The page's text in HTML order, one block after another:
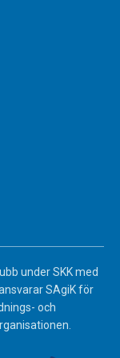
under SKK med
SAgiK för
och